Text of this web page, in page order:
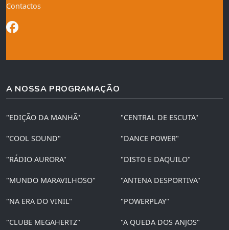
Contactos
A NOSSA PROGRAMAÇÃO
"EDIÇÃO DA MANHÃ" "CENTRAL DE ESCUTA"
"COOL SOUND" "DANCE POWER"
"RÁDIO AURORA" "DISTO E DAQUILO"
"MUNDO MARAVILHOSO" "ANTENA DESPORTIVA"
"NA ERA DO VINIL" "POWERPLAY"
"CLUBE MEGAHERTZ" "A QUEDA DOS ANJOS"